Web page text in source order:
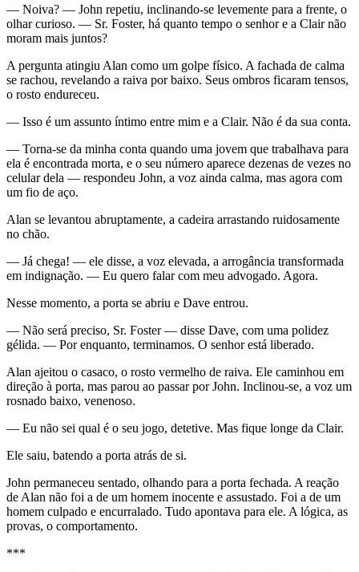
— Noiva? — John repetiu, inclinando-se levemente para a frente, o
olhar curioso. — Sr. Foster, há quanto tempo o senhor e a Clair não
moram mais juntos?
A pergunta atingiu Alan como um golpe físico. A fachada de calma
se rachou, revelando a raiva por baixo. Seus ombros ficaram tensos,
o rosto endureceu.
— Isso é um assunto íntimo entre mim e a Clair. Não é da sua conta.
— Torna-se da minha conta quando uma jovem que trabalhava para
ela é encontrada morta, e o seu número aparece dezenas de vezes no
celular dela — respondeu John, a voz ainda calma, mas agora com
um fio de aço.
Alan se levantou abruptamente, a cadeira arrastando ruidosamente
no chão.
— Já chega! — ele disse, a voz elevada, a arrogância transformada
em indignação. — Eu quero falar com meu advogado. Agora.
Nesse momento, a porta se abriu e Dave entrou.
— Não será preciso, Sr. Foster — disse Dave, com uma polidez
gélida. — Por enquanto, terminamos. O senhor está liberado.
Alan ajeitou o casaco, o rosto vermelho de raiva. Ele caminhou em
direção à porta, mas parou ao passar por John. Inclinou-se, a voz um
rosnado baixo, venenoso.
— Eu não sei qual é o seu jogo, detetive. Mas fique longe da Clair.
Ele saiu, batendo a porta atrás de si.
John permaneceu sentado, olhando para a porta fechada. A reação
de Alan não foi a de um homem inocente e assustado. Foi a de um
homem culpado e encurralado. Tudo apontava para ele. A lógica, as
provas, o comportamento.
***